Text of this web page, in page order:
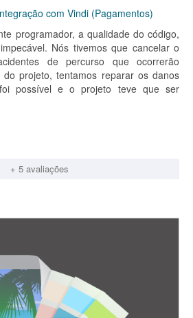
com Vindi (Pagamentos)
programador, a qualidade do código,
Nós tivemos que cancelar o
de percurso que ocorrerão
projeto, tentamos reparar os danos
possível e o projeto teve que ser
+ 5 avaliações